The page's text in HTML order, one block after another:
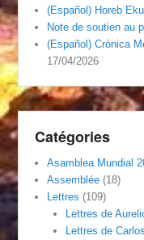
(Español) Horeb
Note de soutien au
(Español) Crónica
17/04/2026
Catégories
Asamblea Mundial
Assemblée (18)
Lettres (109)
Lettres de
Lettres de